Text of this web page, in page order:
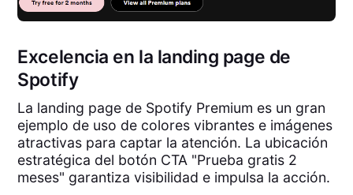
Excelencia en la landing page de
Spotify
La landing page de Spotify Premium es un gran
ejemplo de uso de colores vibrantes e imágenes
atractivas para captar la atención. La ubicación
estratégica del botón CTA "Prueba gratis 2
meses" garantiza visibilidad e impulsa la acción.